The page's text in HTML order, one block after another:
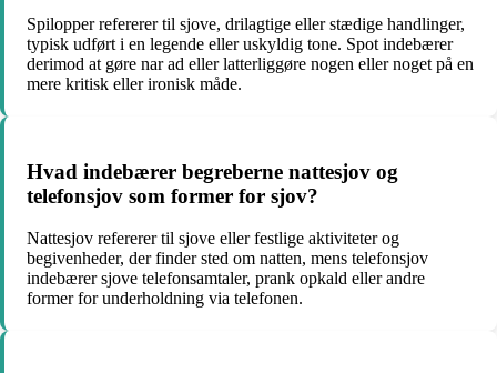
Spilopper refererer til sjove, drilagtige eller stædige handlinger,
typisk udført i en legende eller uskyldig tone. Spot indebærer
derimod at gøre nar ad eller latterliggøre nogen eller noget på en
mere kritisk eller ironisk måde.
Hvad indebærer begreberne nattesjov og
telefonsjov som former for sjov?
Nattesjov refererer til sjove eller festlige aktiviteter og
begivenheder, der finder sted om natten, mens telefonsjov
indebærer sjove telefonsamtaler, prank opkald eller andre
former for underholdning via telefonen.